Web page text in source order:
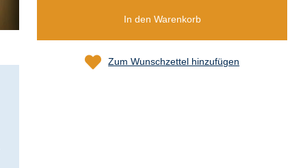
In den Warenkorb
Zum Wunschzettel hinzufügen